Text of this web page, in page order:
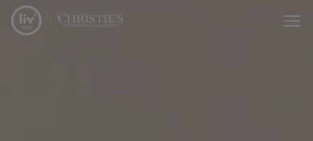
Menu overslaan en naar de inhoud gaan